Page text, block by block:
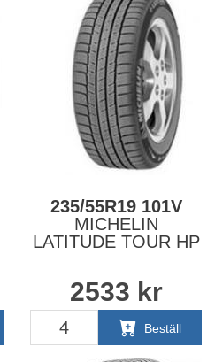
235/55R19 101V
MICHELIN
LATITUDE TOUR HP
2533 kr
Beställ